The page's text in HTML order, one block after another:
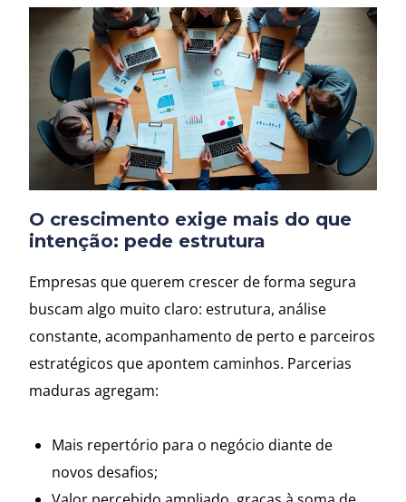
O crescimento exige mais do que
intenção: pede estrutura
Empresas que querem crescer de forma segura
buscam algo muito claro: estrutura, análise
constante, acompanhamento de perto e parceiros
estratégicos que apontem caminhos. Parcerias
maduras agregam:
Mais repertório para o negócio diante de
novos desafios;